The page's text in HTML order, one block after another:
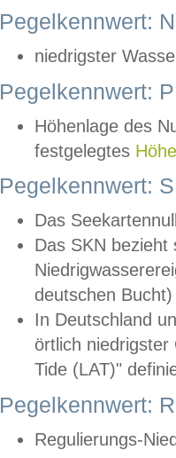
Pegelkennwert:
niedrigster
Pegelkennwert:
Höhenlage des
festgelegtes
Pegelkennwert:
Das
Das SKN
deutschen
In Deutschland
örtlich
Tide (LAT)"
Pegelkennwert:
Regulierungs-